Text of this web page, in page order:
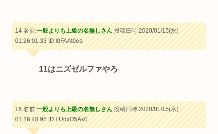
14 名前:一般よりも上級の名無しさん投稿日時:2020/01/15(水)
01:26:01.33ID:I0FAAt0ea
11はニズゼルファやろ
16 名前:一般よりも上級の名無しさん投稿日時:2020/01/15(水)
01:26:48.95ID:LUdxO5Ak0